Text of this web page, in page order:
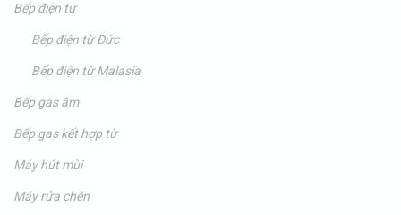
Bếp điện từ
Bếp điện từ Đức
Bếp điện từ Malasia
Bếp gas âm
Bếp gas kết hợp từ
Máy hút mùi
Máy rửa chén